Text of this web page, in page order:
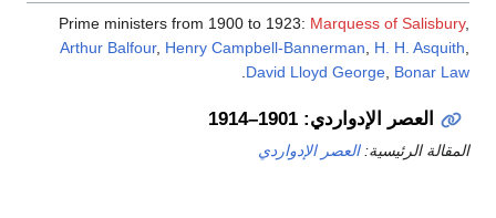
Prime ministers from 1900 to 1923: Marquess of Salisbury,
Arthur Balfour, Henry Campbell-Bannerman H. H. Asquith
David Lloyd George Bonar Law
العصر الإدواردي: 1901–1914
المقالة الرئيسية:العصر الإدواردي